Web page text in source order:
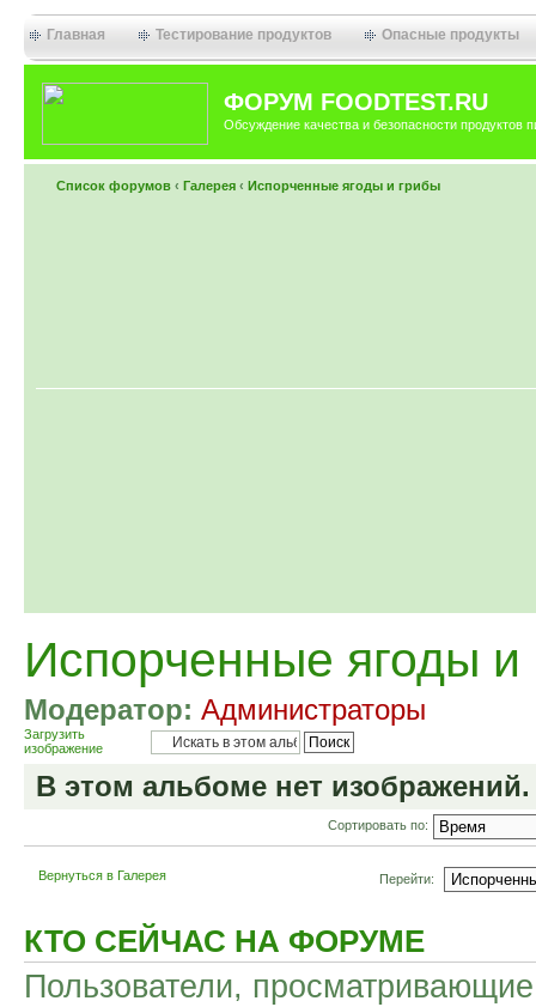
Главная Тестирование продуктов Опасные продукты
ФОРУМ FOODTEST.RU
Обсуждение качества и безопасности продуктов
Список форумов ‹ Галерея ‹ Испорченные ягоды и грибы
Испорченные ягоды и
Модератор: Администраторы
Загрузить
изображение
В этом альбоме нет изображений.
Сортировать по:
Вернуться в Галерея Перейти:
КТО СЕЙЧАС НА ФОРУМЕ
Пользователи,